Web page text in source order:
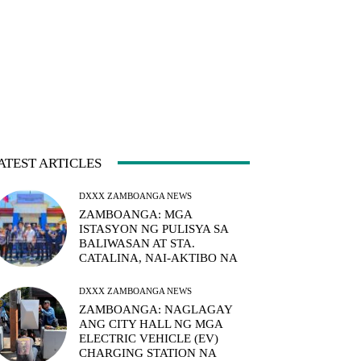
ARTICLES
DXXX ZAMBOANGA NEWS
ZAMBOANGA: MGA
ISTASYON NG PULISYA SA
BALIWASAN AT STA.
CATALINA, NAI-AKTIBO NA
DXXX ZAMBOANGA NEWS
ZAMBOANGA: NAGLAGAY
ANG CITY HALL NG MGA
ELECTRIC VEHICLE (EV)
CHARGING STATION NA